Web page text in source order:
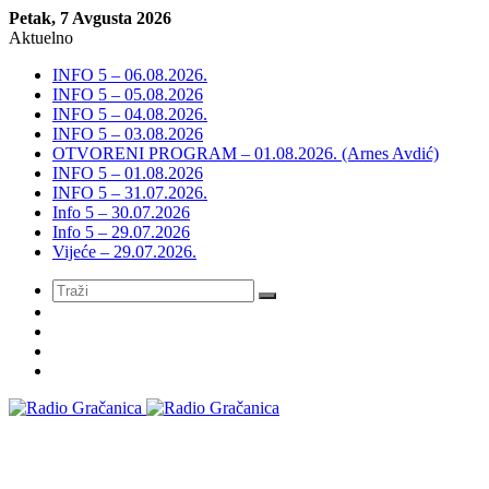
Petak, 7 Avgusta 2026
Aktuelno
INFO 5 – 06.08.2026.
INFO 5 – 05.08.2026
INFO 5 – 04.08.2026.
INFO 5 – 03.08.2026
OTVORENI PROGRAM – 01.08.2026. (Arnes Avdić)
INFO 5 – 01.08.2026
INFO 5 – 31.07.2026.
Info 5 – 30.07.2026
Info 5 – 29.07.2026
Vijeće – 29.07.2026.
Meni